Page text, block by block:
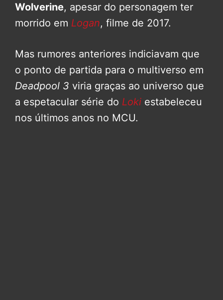
Wolverine, apesar do personagem ter
morrido em Logan, filme de 2017.
Mas rumores anteriores indiciavam que
o ponto de partida para o multiverso em
Deadpool 3 viria graças ao universo que
a espetacular série do Loki estabeleceu
nos últimos anos no MCU.